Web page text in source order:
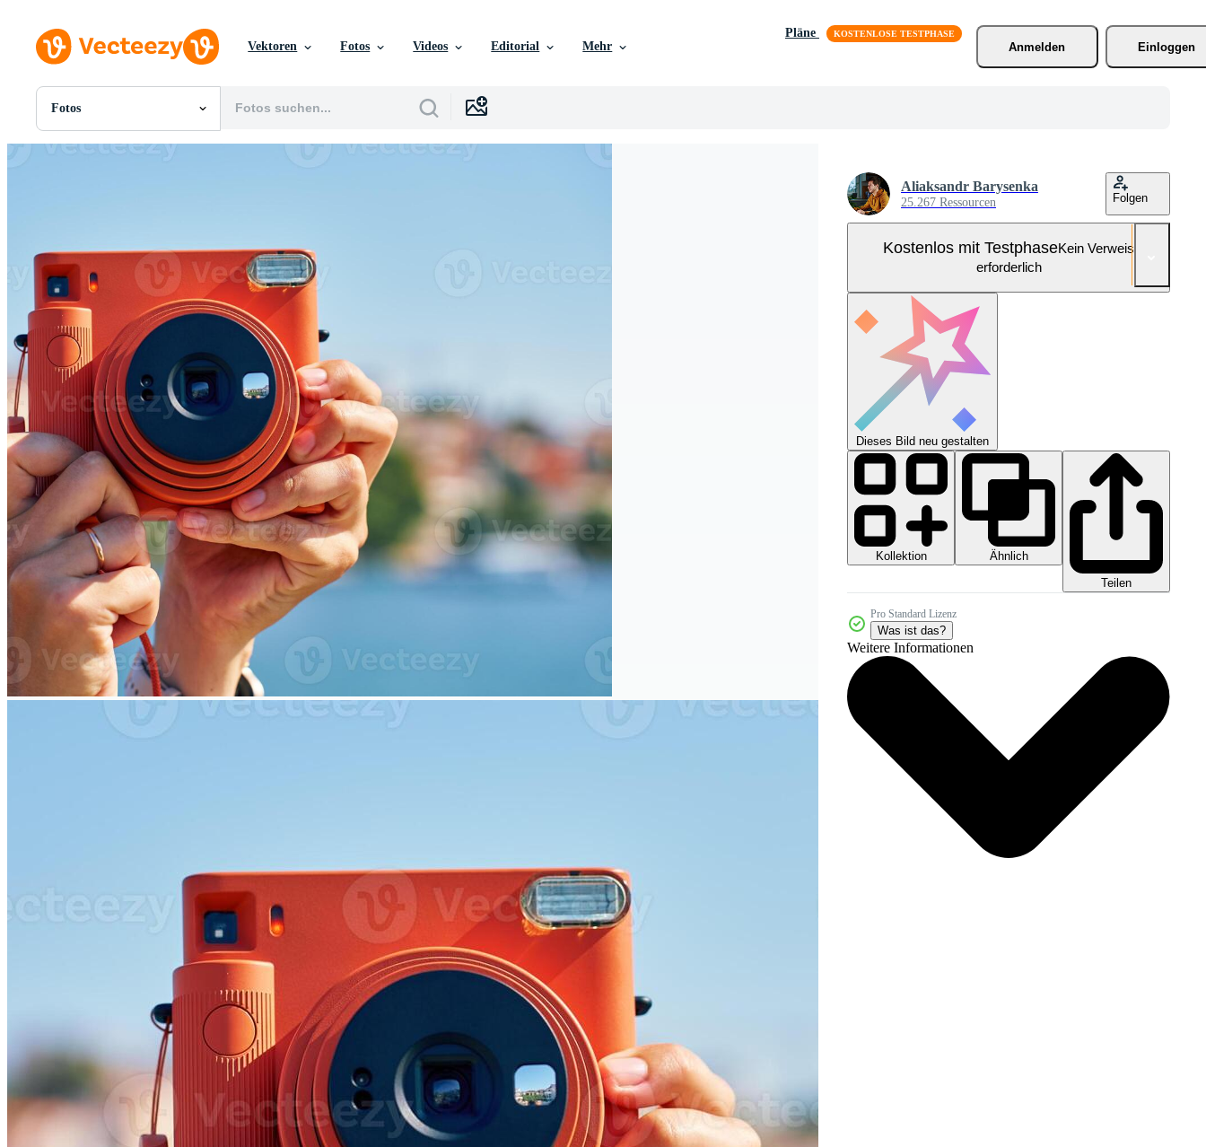
Vektoren Fotos Videos Editorial Mehr
Pläne
Anmelden
Einloggen
Fotos
Alle Bilder
Fotos
Videos
Motion Graphics
Redaktionelle Bilder
Redaktionelle Ereignisse
Aliaksandr Barysenka
25.267 Ressourcen Folgen
Kostenlos mit TestphaseKein Verweis
erforderlich
Dieses Bild neu gestalten
Kollektion
Ähnlich
Teilen
Pro Standard Lizenz
Was ist das?
Weitere Informationen